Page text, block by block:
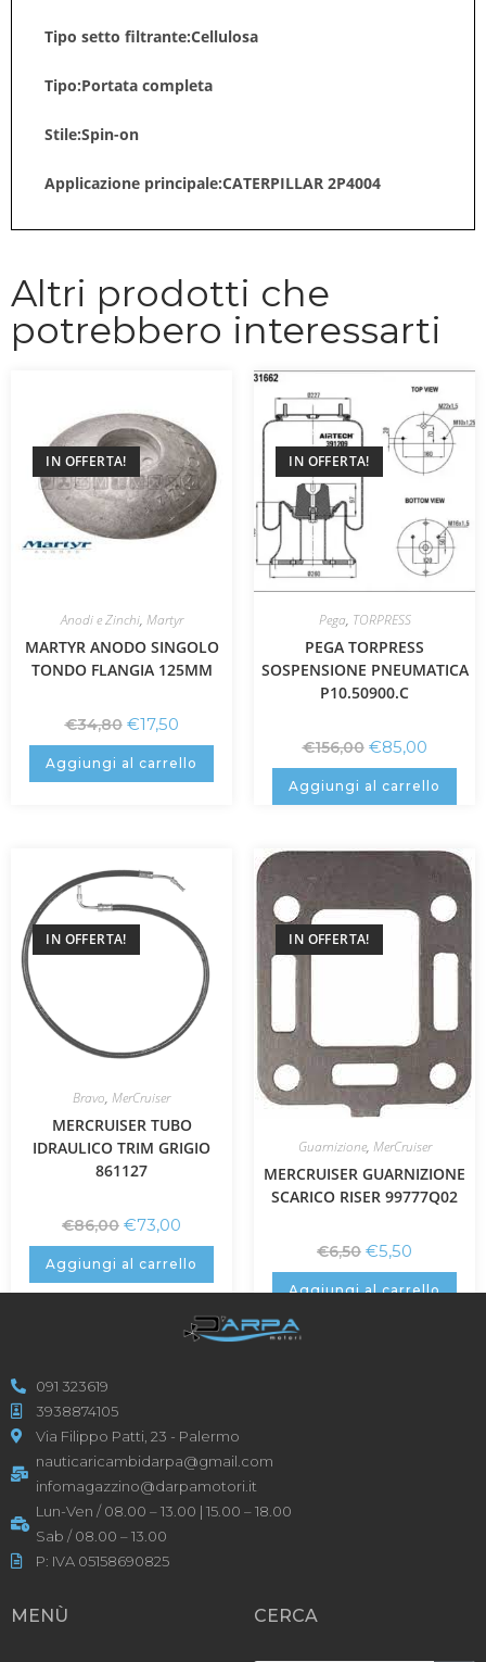
Tipo setto filtrante:Cellulosa
Tipo:Portata completa
Stile:Spin-on
Applicazione principale:CATERPILLAR 2P4004
Altri prodotti che
potrebbero interessarti
IN OFFERTA!
Anodi e Zinchi, Martyr
MARTYR ANODO SINGOLO
TONDO FLANGIA 125MM
€34,80 €17,50
Aggiungi al carrello
IN OFFERTA!
Pega, TORPRESS
PEGA TORPRESS
SOSPENSIONE PNEUMATICA
P10.50900.C
€156,00 €85,00
Aggiungi al carrello
IN OFFERTA!
Bravo, MerCruiser
MERCRUISER TUBO
IDRAULICO TRIM GRIGIO
861127
€86,00 €73,00
Aggiungi al carrello
IN OFFERTA!
Guarnizione, MerCruiser
MERCRUISER GUARNIZIONE
SCARICO RISER 99777Q02
€6,50 €5,50
Aggiungi al carrello
091 323619
3938874105
Via Filippo Patti, 23 - Palermo
nauticaricambidarpa@gmail.com
infomagazzino@darpamotori.it
Lun-Ven / 08.00 – 13.00 | 15.00 – 18.00
Sab / 08.00 – 13.00
P: IVA 05158690825
MENÙ CERCA